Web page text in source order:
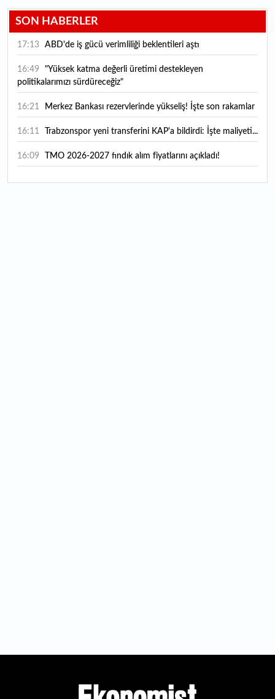
SON HABERLER
17:13 ABD'de iş gücü verimliliği beklentileri aştı
16:49
politikalarımızı sürdüreceğiz"
16:21 Merkez Bankası rezervlerinde yükseliş! İşte son rakamlar
16:11 Trabzonspor yeni transferini KAP'a bildirdi: İşte maliyeti...
16:09 TMO 2026-2027 fındık alım fiyatlarını açıkladı!